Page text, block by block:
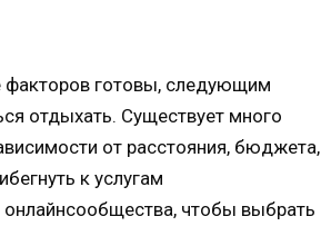
факторов готовы, следующим
отдыхать. Существует много
от расстояния, бюджета,
к услугам
чтобы выбрать